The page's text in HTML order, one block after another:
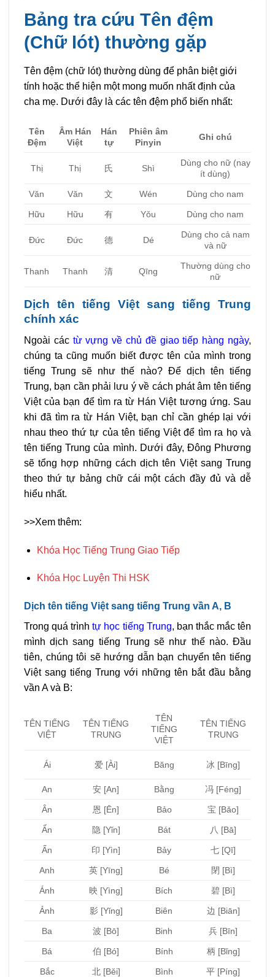
Bảng tra cứu Tên đệm
(Chữ lót) thường gặp
Tên đệm (chữ lót) thường dùng để phân biệt giới
tính hoặc thể hiện một mong muốn nhất định của
cha mẹ. Dưới đây là các tên đệm phổ biến nhất:
Tên
Đệm
Âm Hán
Việt
Hán
tự
Phiên âm
Pinyin
Ghi chú
Thị Thị 氏 Shì
Dùng cho nữ (nay
ít dùng)
Văn Văn 文 Wén Dùng cho nam
Hữu Hữu 有 Yǒu Dùng cho nam
Đức Đức 德 Dé
Dùng cho cả nam
và nữ
Thanh Thanh 清 Qīng
Thường dùng cho
nữ
Dịch tên tiếng Việt sang tiếng Trung
chính xác
Ngoài các từ vựng về chủ đề giao tiếp hàng ngày,
chúng ta cũng muốn biết được tên của mình trong
tiếng Trung sẽ như thế nào? Để dịch tên tiếng
Trung, bạn cần phải lưu ý về cách phát âm tên tiếng
Việt của bạn để tìm ra từ Hán Việt tương ứng. Sau
khi đã tìm ra từ Hán Việt, bạn chỉ cần ghép lại với
nhau theo thứ tự của tên tiếng Việt để tìm ra họ và
tên tiếng Trung của mình. Dưới đây, Đông Phương
sẽ tổng hợp những cách dịch tên Việt sang Trung
theo thứ tự bảng chữ cái một cách đầy đủ và dễ
hiểu nhất.
>>Xem thêm:
Khóa Học Tiếng Trung Giao Tiếp
Khóa Học Luyện Thi HSK
Dịch tên tiếng Việt sang tiếng Trung vần A, B
Trong quá trìnhtự học tiếng Trung, bạn thắc mắc tên
mình dịch sang tiếng Trung sẽ như thế nào. Đầu
tiên, chúng tôi sẽ hướng dẫn bạn chuyển tên tiếng
Việt sang tiếng Trung với những tên bắt đầu bằng
vần A và B:
TÊN TIẾNG
VIỆT
TÊN TIẾNG
TRUNG
TÊN
TIẾNG
VIỆT
TÊN TIẾNG
TRUNG
Ái 爱 [Ài] Băng 冰 [Bīng]
An 安 [An] Bằng 冯 [Féng]
Ân 恩 [Ēn] Bảo 宝 [Bǎo]
Ẩn 隐 [Yǐn] Bát 八 [Bā]
Ấn 印 [Yìn] Bảy 七 [Qī]
Anh 英 [Yīng] Bé 閉 [Bì]
Ánh 映 [Yìng] Bích 碧 [Bì]
Ảnh 影 [Yǐng] Biên 边 [Biān]
Ba 波 [Bō] Binh 兵 [Bīn]
Bá 伯 [Bó] Bính 柄 [Bǐng]
Bắc 北 [Běi] Bình 平 [Píng]